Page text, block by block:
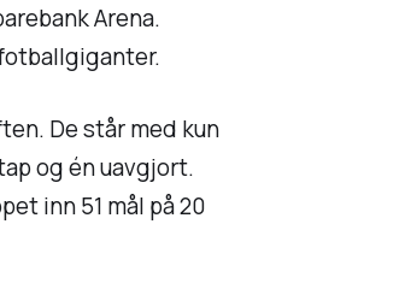
Arena.
De står med kun
og én uavgjort.
inn 51 mål på 20